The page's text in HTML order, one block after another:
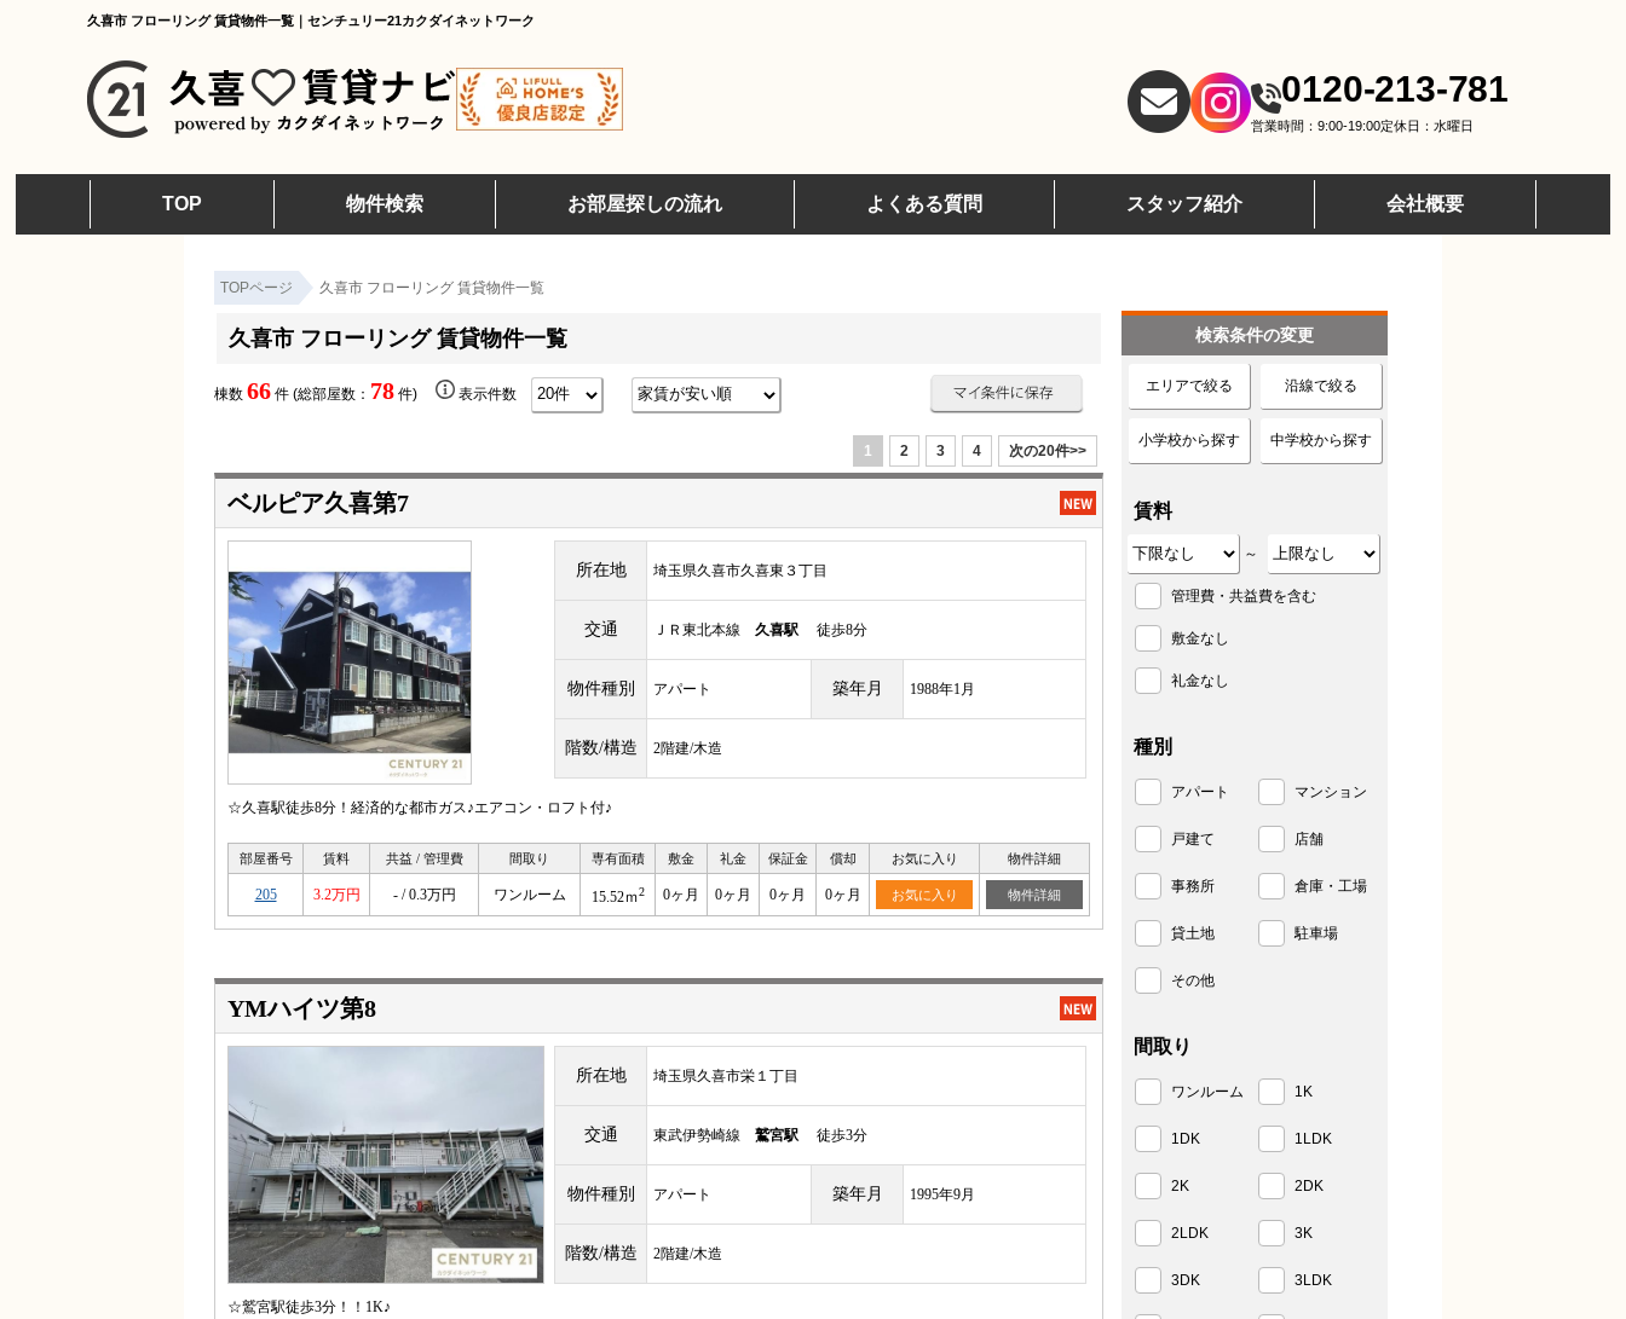
久喜市 フローリング 賃貸物件一覧｜センチュリー21カクダイネットワーク
0120-213-781
営業時間：9:00-19:00定休日：水曜日
TOP 物件検索 お部屋探しの流れ よくある質問 スタッフ紹介 会社概要
TOPページ 久喜市 フローリング 賃貸物件一覧
久喜市 フローリング 賃貸物件一覧
棟数 66 件 (総部屋数： 78 件) 表示件数
1 2 3 4 次の20件>>
ベルピア久喜第7
所在地 埼玉県久喜市久喜東３丁目
交通 ＪＲ東北本線 久喜駅 徒歩8分
物件種別 アパート 築年月 1988年1月
階数/構造 2階建/木造
☆久喜駅徒歩8分！経済的な都市ガス♪エアコン・ロフト付♪
部屋番号 賃料 共益 / 管理費 間取り 専有面積 敷金 礼金 保証金 償却 お気に入り 物件詳細
205 3.2万円 - / 0.3万円 ワンルーム 15.52ｍ2 0ヶ月 0ヶ月 0ヶ月 0ヶ月 お気に入り 物件詳細
YMハイツ第8
所在地 埼玉県久喜市栄１丁目
交通 東武伊勢崎線 鷲宮駅 徒歩3分
物件種別 アパート 築年月 1995年9月
階数/構造 2階建/木造
☆鷲宮駅徒歩3分！！1K♪
検索条件の変更
エリアで絞る 沿線で絞る
小学校から探す 中学校から探す
賃料
～
管理費・共益費を含む
敷金なし
礼金なし
種別
アパート マンション
戸建て 店舗
事務所 倉庫・工場
貸土地 駐車場
その他
間取り
ワンルーム 1K
1DK 1LDK
2K 2DK
2LDK 3K
3DK 3LDK